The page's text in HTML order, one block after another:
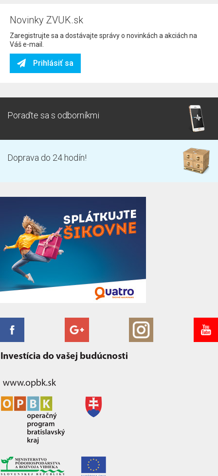
Novinky ZVUK.sk
Zaregistrujte sa a dostávajte správy o novinkách a akciách na
Váš e-mail.
Prihlásiť sa
Poraďte sa s odborníkmi
Doprava do 24 hodín!